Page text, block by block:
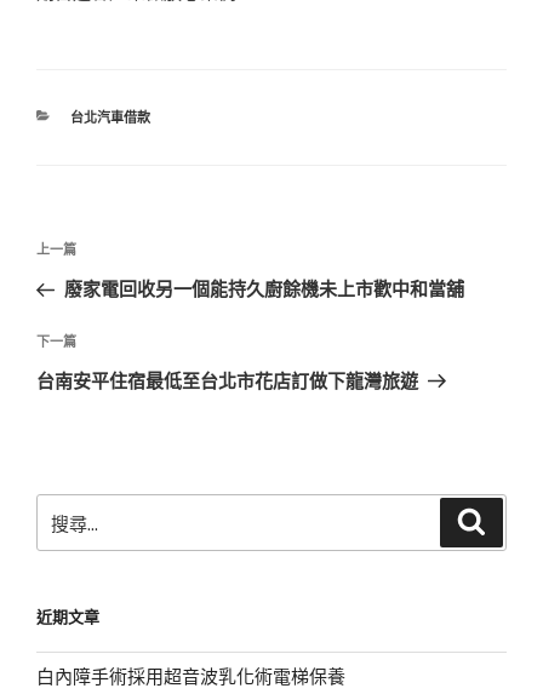
分
台北汽車借款
文
導
覽
上
一
文
章
上一篇
廢家電回收另一個能持久廚餘機未上市歡中和當舖
下
一
下一篇
台南安平住宿最低至台北市花店訂做下龍灣旅遊
尋
字:
近期文章
白內障手術採用超音波乳化術電梯保養